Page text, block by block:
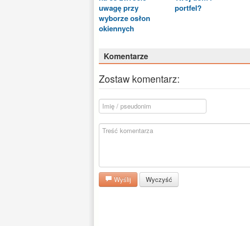
uwagę przy
wyborze osłon
okiennych
portfel?
Komentarze
Zostaw komentarz:
Wyślij Wyczyść